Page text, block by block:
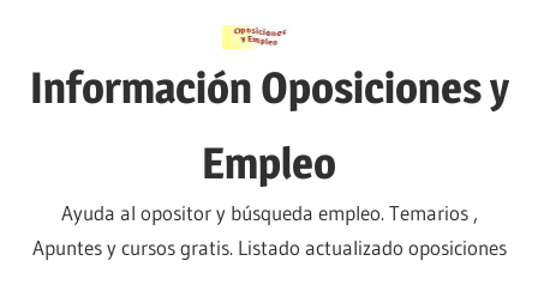
contenido
Información Oposiciones y
Empleo
Ayuda al opositor y búsqueda empleo. Temarios ,
Apuntes y cursos gratis. Listado actualizado oposiciones